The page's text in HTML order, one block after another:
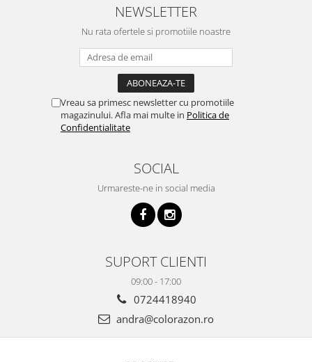
NEWSLETTER
Nu rata ofertele si promotiile noastre
Vreau sa primesc newsletter cu promotiile
magazinului. Afla mai multe in Politica de
Confidentialitate
SOCIAL
Urmareste-ne in social media
SUPORT CLIENTI
09:00 - 17:00
0724418940
andra@colorazon.ro